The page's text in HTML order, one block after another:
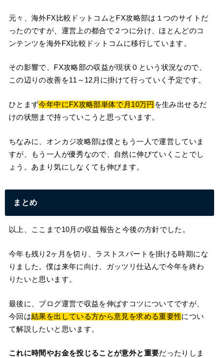
元々、海外FX比較ドットコムとFX攻略部は１つのサイトだ
ったのですが、運営上の都合で２つに分け、ほとんどのコ
ンテンツを海外FX比較ドットコムに移行しています。
その影響で、FX攻略部の収益が現状０という状況なので、
この辺りの改善を11～12月に掛けて行っていく予定です。
ひとまず今年中にFX攻略部単体で月10万円 を生み出せるだ
けの状態まで持っていこうと思っています。
ちなみに、オンカジ攻略部は僕ともう一人で運営していま
すが、もう一人が優秀なので、自然に伸びていくことでし
ょう。あまり気にしなくても伸びます。
まとめ
以上、ここまで10月の収益報告と今後の方針でした。
今年も残り2ヶ月を切り、ラストスパートを掛ける時期にな
りました。僕は来年に向け、ガッツリ仕込んで今年を終わ
りたいと思います。
最後に、ブログ運営で収益を伸ばすコツについてですが、
今回は結果を出している方から意見を求める重要性につい
て解説したいと思います。
これに時間やお金を投じることが意外と重要だったりしま